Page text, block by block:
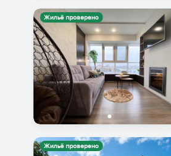
Жильё проверено
Жильё проверено